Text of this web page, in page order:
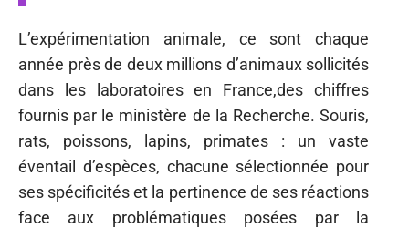
L’expérimentation animale, ce sont chaque
année près de deux millions d’animaux sollicités
dans les laboratoires en France,des chiffres
fournis par le ministère de la Recherche. Souris,
rats, poissons, lapins, primates : un vaste
éventail d’espèces, chacune sélectionnée pour
ses spécificités et la pertinence de ses réactions
face aux problématiques posées par la